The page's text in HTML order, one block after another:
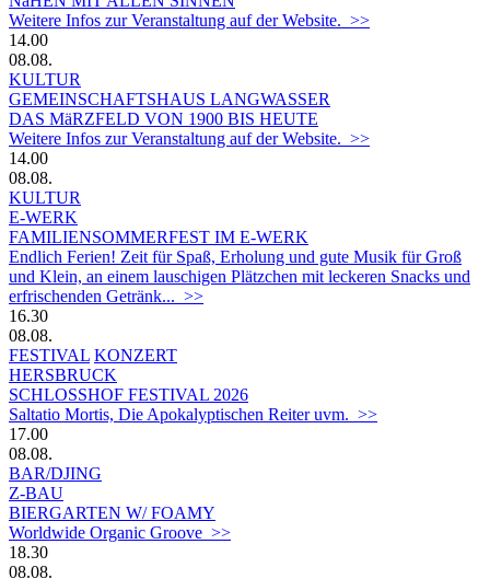
Weitere Infos zur Veranstaltung auf der Website. >>
14.00
08.08.
KULTUR
GEMEINSCHAFTSHAUS LANGWASSER
DAS MäRZFELD VON 1900 BIS HEUTE
Weitere Infos zur Veranstaltung auf der Website. >>
14.00
08.08.
KULTUR
E-WERK
FAMILIENSOMMERFEST IM E-WERK
Endlich Ferien! Zeit für Spaß, Erholung und gute Musik für Groß
und Klein, an einem lauschigen Plätzchen mit leckeren Snacks und
erfrischenden Getränk... >>
16.30
08.08.
FESTIVAL KONZERT
HERSBRUCK
SCHLOSSHOF FESTIVAL 2026
Saltatio Mortis, Die Apokalyptischen Reiter uvm. >>
17.00
08.08.
BAR/DJING
Z-BAU
BIERGARTEN W/ FOAMY
Worldwide Organic Groove >>
18.30
08.08.